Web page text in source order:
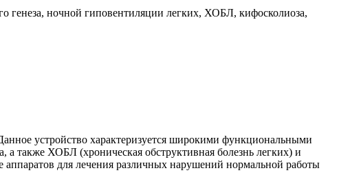
генеза, ночной гиповентиляции легких, ХОБЛ, кифосколиоза,
устройство характеризуется широкими функциональными
а также ХОБЛ (хроническая обструктивная болезнь легких) и
для лечения различных нарушений нормальной работы